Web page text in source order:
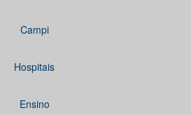
Campi
Hospitais
Ensino